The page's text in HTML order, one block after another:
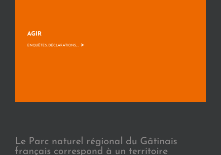
AGIR
ENQUÊTES, DÉCLARATIONS, ... >
Le Parc naturel régional du Gâtinais
français correspond à un territoire